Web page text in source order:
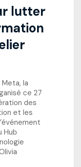
lutter
la
ce 27
des
et les
Hub